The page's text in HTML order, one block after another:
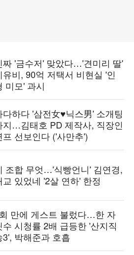
짜 '금수저' 맞았다…'견미리 딸'
유비, 90억 저택서 비현실 '인
미모' 과시
다하다 '삼전女♥닉스男' 소개팅
지…김태호 PD 제작사, 직장인
프 선보인다 ('사만추')
조합 무엇…'식빵언니' 김연경,
교 있었네 '2살 연하' 한정
만에 게스트 불렀다…한 자
수 시청률 2배 급등한 '산지직
3', 박해준과 호흡